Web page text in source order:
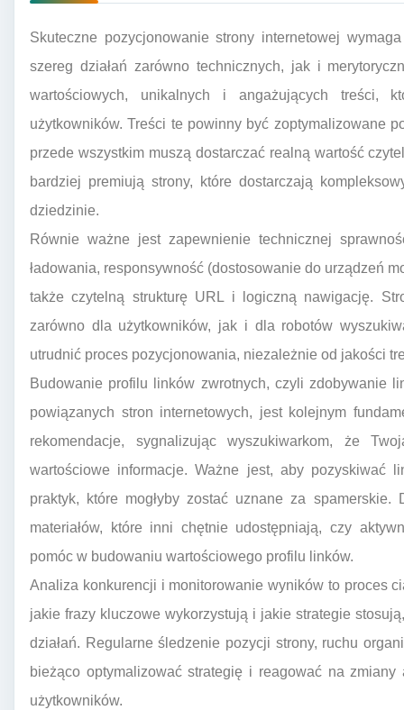
Skuteczne pozycjonowanie strony internetowej
szereg działań zarówno technicznych, jak i
wartościowych, unikalnych i angażujących treści,
użytkowników. Treści te powinny być zoptymalizowane
przede wszystkim muszą dostarczać realną wartość
bardziej premiują strony, które dostarczają
dziedzinie.
Równie ważne jest zapewnienie technicznej
ładowania, responsywność (dostosowanie do urządzeń
także czytelną strukturę URL i logiczną nawigację.
zarówno dla użytkowników, jak i dla robotów
utrudnić proces pozycjonowania, niezależnie od jakości
Budowanie profilu linków zwrotnych, czyli zdobywanie
powiązanych stron internetowych, jest kolejnym
rekomendacje, sygnalizując wyszukiwarkom, że
wartościowe informacje. Ważne jest, aby pozyskiwać
praktyk, które mogłyby zostać uznane za spamerskie.
materiałów, które inni chętnie udostępniają, czy
pomóc w budowaniu wartościowego profilu linków.
Analiza konkurencji i monitorowanie wyników to proces
jakie frazy kluczowe wykorzystują i jakie strategie
działań. Regularne śledzenie pozycji strony, ruchu
bieżąco optymalizować strategię i reagować na
użytkowników.